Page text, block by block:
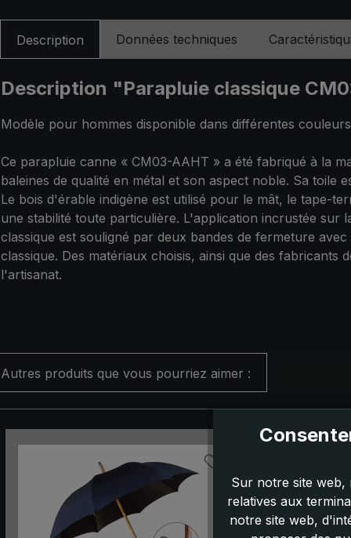
Description Données techniques
Description "Parapluie classique
Modèle pour hommes disponible dans différentes
Ce parapluie canne « CM03-AAHT » a été fabriqué à la
baleines de qualité en métal et son aspect noble. Sa toile
Le bois d'érable indigène est utilisé pour le mât, le tape-
une stabilité toute particulière. L'application incrustée sur
classique est souligné par deux bandes de fermeture
classique. Des matériaux choisis, ainsi que des
l'artisanat.
Autres produits que vous pourriez aimer :
Sur notre site web,
relatives aux
notre site web,